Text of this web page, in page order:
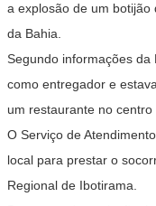
a explosão de um
da Bahia.
Segundo informações da
como entregador e
um restaurante no
O Serviço de
local para prestar o
Regional de Ibotirama.